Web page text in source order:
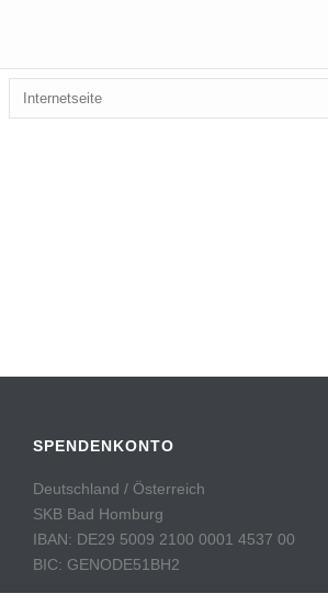
SPENDENKONTO
Deutschland / Österreich
SKB Bad Homburg
IBAN: DE29 5009 2100 0001 4537 00
BIC: GENODE51BH2